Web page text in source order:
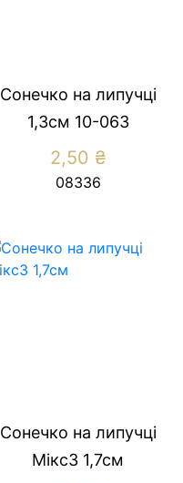
Сонечко на липучці
1,3см 10-063
2,50 ₴
08336
Сонечко на липучці
Мікс3 1,7см